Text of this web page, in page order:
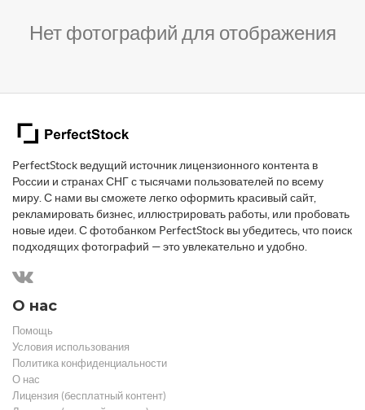
Нет фотографий для отображения
PerfectStock ведущий источник лицензионного контента в
России и странах СНГ с тысячами пользователей по всему
миру. С нами вы сможете легко оформить красивый сайт,
рекламировать бизнес, иллюстрировать работы, или пробовать
новые идеи. С фотобанком PerfectStock вы убедитесь, что поиск
подходящих фотографий — это увлекательно и удобно.
О нас
Помощь
Условия использования
Политика конфиденциальности
О нас
Лицензия (бесплатный контент)